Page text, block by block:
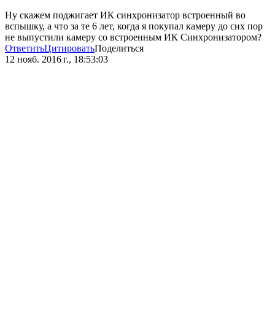
Ну скажем поджигает ИК синхронизатор встроенный во
вспышку, а что за те 6 лет, когда я покупал камеру до сих пор
не выпустили камеру со встроенным ИК Синхронизатором?
ОтветитьЦитироватьПоделиться
12 нояб. 2016 г., 18:53:03